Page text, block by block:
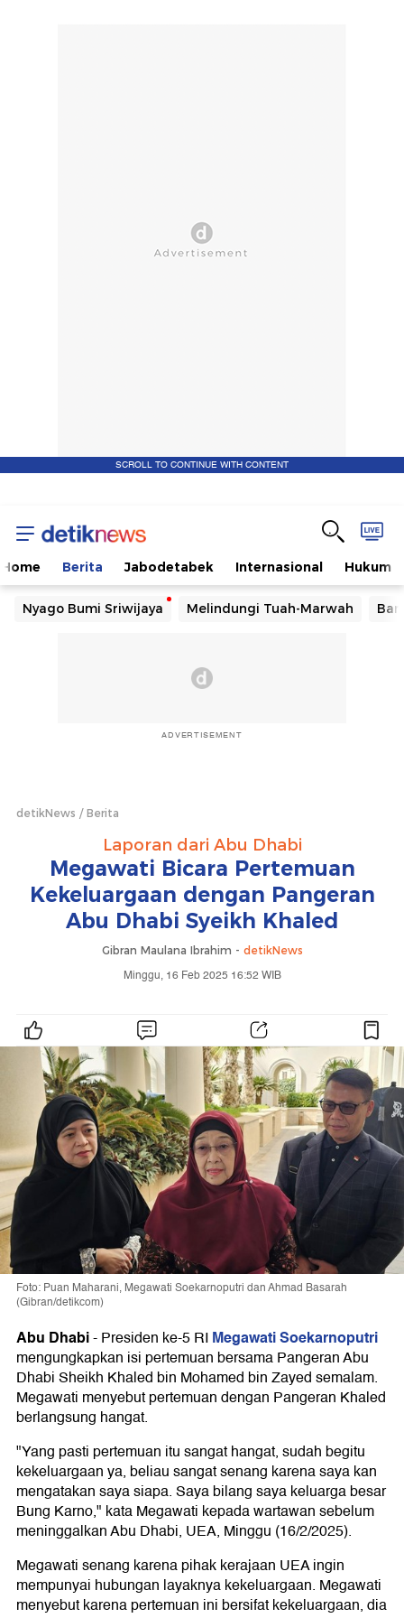
SCROLL TO CONTINUE WITH CONTENT
Home Berita Jabodetabek Internasional Hukum
Nyago Bumi Sriwijaya Melindungi Tuah-Marwah
ADVERTISEMENT
detikNews Berita
Laporan dari Abu Dhabi
Megawati Bicara Pertemuan
Kekeluargaan dengan Pangeran
Abu Dhabi Syeikh Khaled
Gibran Maulana Ibrahim - detikNews
Minggu, 16 Feb 2025 16:52 WIB
Foto: Puan Maharani, Megawati Soekarnoputri dan Ahmad Basarah
(Gibran/detikcom)
Abu Dhabi-Presiden ke-5 RIMegawati Soekarnoputri
mengungkapkan isi pertemuan bersama Pangeran Abu
Dhabi Sheikh Khaled bin Mohamed bin Zayed semalam.
Megawati menyebut pertemuan dengan Pangeran Khaled
berlangsung hangat.
"Yang pasti pertemuan itu sangat hangat, sudah begitu
kekeluargaan ya, beliau sangat senang karena saya kan
mengatakan saya siapa. Saya bilang saya keluarga besar
Bung Karno," kata Megawati kepada wartawan sebelum
meninggalkan Abu Dhabi, UEA, Minggu (16/2/2025).
Megawati senang karena pihak kerajaan UEA ingin
mempunyai hubungan layaknya kekeluargaan. Megawati
menyebut karena pertemuan ini bersifat kekeluargaan, dia